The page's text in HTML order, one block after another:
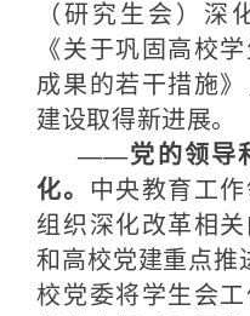
（研究生会）深
《关于巩固高校
成果的若干措施
建设取得新进展。
——党的领导
化。
中央教育工
组织深化改革相
和高校党建重点推
校党委将学生会